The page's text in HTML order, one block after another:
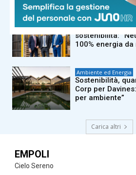
Ambiente ed Energia
Pettenon
sostenibilità:
100% energia da
Ambiente ed Energia
Sostenibilità,
Corp per
per ambiente”
Carica altri
EMPOLI
Cielo Sereno